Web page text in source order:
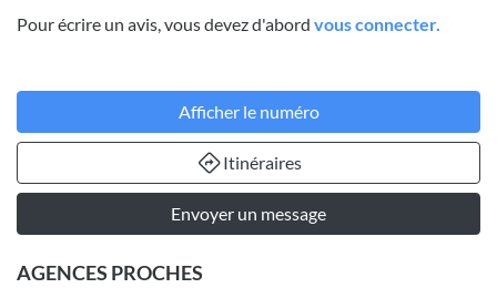
Pour écrire un avis, vous devez d'abord vous connecter.
Afficher le numéro
Itinéraires
Envoyer un message
AGENCES PROCHES